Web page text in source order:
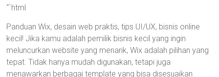
“`html
Panduan Wix, desain web praktis, tips UI/UX, bisnis online
kecil! Jika kamu adalah pemilik bisnis kecil yang ingin
meluncurkan website yang menarik, Wix adalah pilihan yang
tepat. Tidak hanya mudah digunakan, tetapi juga
menawarkan berbagai template yang bisa disesuaikan